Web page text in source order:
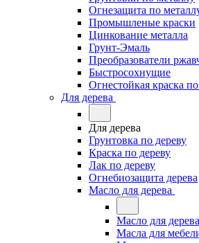
Огнезащита по
Промышленые краски
Цинкование металла
Грунт-Эмаль
Преобразователи
Быстросохнущие
Огнестойкая краска
Для дерева
Для дерева
Грунтовка по дереву
Краска по дереву
Лак по дереву
Огнебиозащита дерева
Масло для дерева
Масло для дерева
Масла для